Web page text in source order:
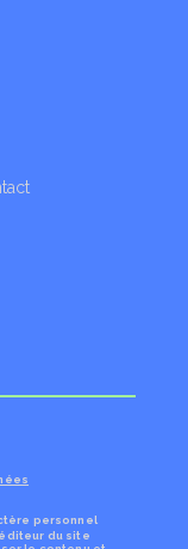
personnel
du site